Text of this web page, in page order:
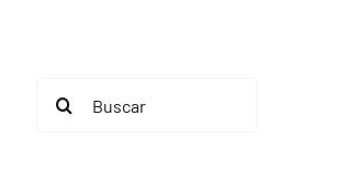
Buscar: